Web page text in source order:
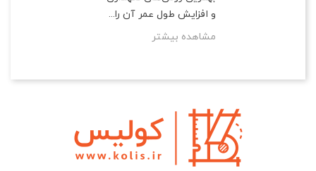
و افزایش طول عمر آن را...
مشاهده بیشتر